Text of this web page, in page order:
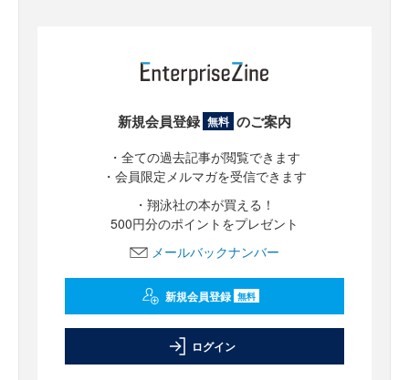
新規会員登録 無料 のご案内
・全ての過去記事が閲覧できます
・会員限定メルマガを受信できます
・翔泳社の本が買える！
500円分のポイントをプレゼント
メールバックナンバー
新規会員登録 無料
ログイン